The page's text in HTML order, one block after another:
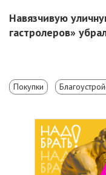
Навязчивую
гастролеров»
Покупки